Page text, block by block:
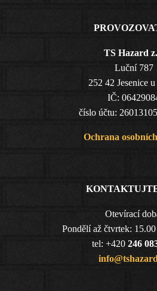
TS Hazard
Luční 787
252 42 Jesenice
IČ:
číslo účtu:
Ochrana
Otevírací
Pondělí až čtvrtek:
tel: +420 246